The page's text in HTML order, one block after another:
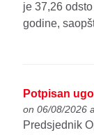
je 37,26
godine,
Potpisan
on 06/08/2026
Predsjednik